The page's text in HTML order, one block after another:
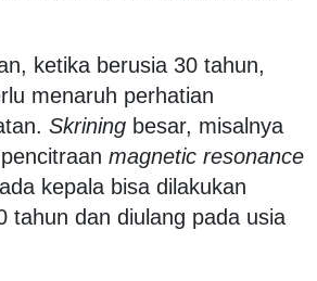
ketika berusia 30 tahun,
menaruh perhatian
Skrining besar, misalnya
magnetic resonance
kepala bisa dilakukan
tahun dan diulang pada usia